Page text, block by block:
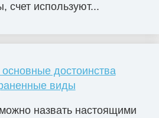
счет используют...
достоинства
виды
назвать настоящими